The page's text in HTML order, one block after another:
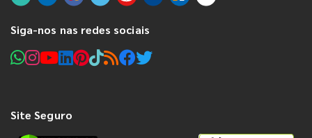
Siga-nos nas redes sociais
Site Seguro